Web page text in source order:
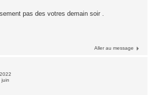
pas des votres demain soir .
Aller au message
juin